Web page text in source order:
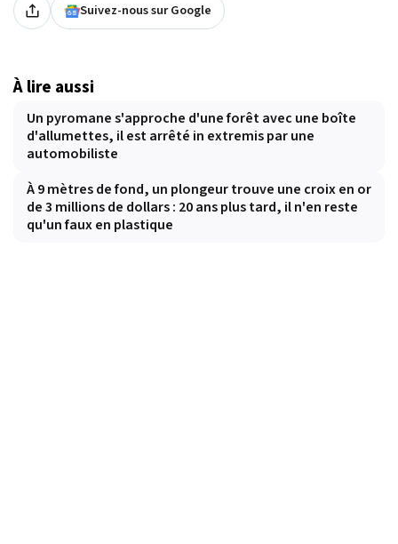
Suivez-nous sur Google
À lire aussi
Un pyromane s'approche d'une forêt avec une boîte
d'allumettes, il est arrêté in extremis par une
automobiliste
À 9 mètres de fond, un plongeur trouve une croix en or
de 3 millions de dollars : 20 ans plus tard, il n'en reste
qu'un faux en plastique